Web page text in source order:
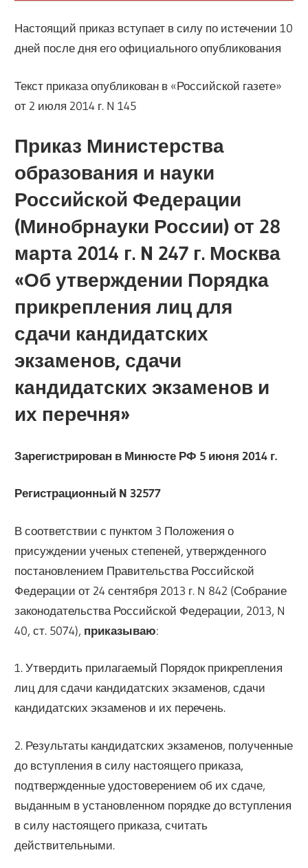
Настоящий приказ вступает в силу по истечении 10
дней после дня его официального опубликования
Текст приказа опубликован в «Российской газете»
от 2 июля 2014 г. N 145
Приказ Министерства
образования и науки
Российской Федерации
(Минобрнауки России) от 28
марта 2014 г. N 247 г. Москва
«Об утверждении Порядка
прикрепления лиц для
сдачи кандидатских
экзаменов, сдачи
кандидатских экзаменов и
их перечня»
Зарегистрирован в Минюсте РФ 5 июня 2014 г.
Регистрационный N 32577
В соответствии с пунктом 3 Положения о
присуждении ученых степеней, утвержденного
постановлением Правительства Российской
Федерации от 24 сентября 2013 г. N 842 (Собрание
законодательства Российской Федерации, 2013, N
40, ст. 5074), приказываю:
1. Утвердить прилагаемый Порядок прикрепления
лиц для сдачи кандидатских экзаменов, сдачи
кандидатских экзаменов и их перечень.
2. Результаты кандидатских экзаменов, полученные
до вступления в силу настоящего приказа,
подтвержденные удостоверением об их сдаче,
выданным в установленном порядке до вступления
в силу настоящего приказа, считать
действительными.